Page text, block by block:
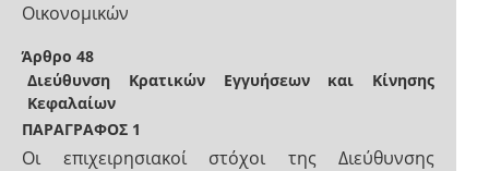
Οικονομικών
Άρθρο 48
Διεύθυνση Κρατικών Εγγυήσεων και Κίνησης
Κεφαλαίων
ΠΑΡΑΓΡΑΦΟΣ 1
Οι επιχειρησιακοί στόχοι της Διεύθυνσης